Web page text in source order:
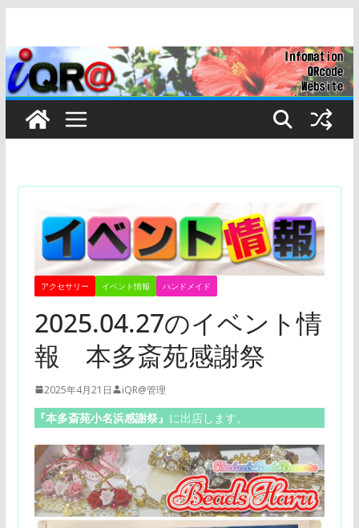
テ
ン
アクセサリー イベント情報 ハンドメイド
2025.04.27のイベント情
報 本多斎苑感謝祭
2025年4月21日 iQR@管理
『本多斎苑小名浜感謝祭』 に出店します。